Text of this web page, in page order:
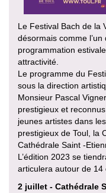
Le Festival Bach de la
désormais comme
programmation
attractivité.
Le programme du
sous la direction
Monsieur Pascal
prestigieux et
jeunes artistes dans
prestigieux de Toul, la
Cathédrale Saint -
L’édition 2023 se
articulera autour de 14
2 juillet - Cathédrale